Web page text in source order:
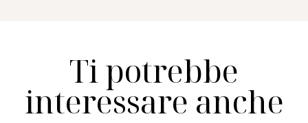
Ti potrebbe
interessare anche